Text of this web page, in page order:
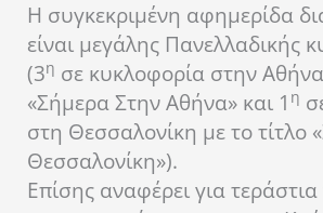
Η συγκεκριμένη αφημερίδα
είναι μεγάλης Πανελλαδικής
(3η σε κυκλοφορία στην Αθήνα
«Σήμερα Στην Αθήνα» και 1 η
στη Θεσσαλονίκη με το τίτλο
Θεσσαλονίκη»).
Επίσης αναφέρει για